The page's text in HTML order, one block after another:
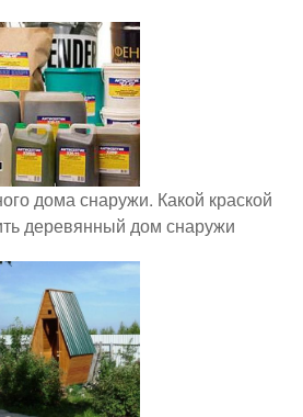
дома снаружи. Какой краской
деревянный дом снаружи